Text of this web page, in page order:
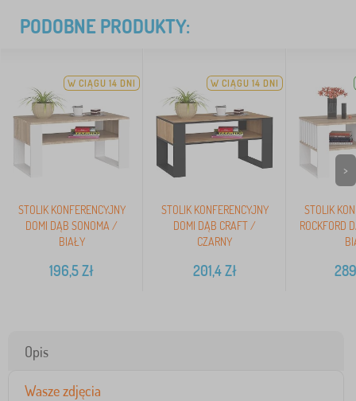
PODOBNE PRODUKTY:
W CIĄGU 14 DNI
STOLIK KONFERENCYJNY
DOMI DĄB SONOMA /
BIAŁY
196,5Zł
W CIĄGU 14 DNI
STOLIK KONFERENCYJNY
DOMI DĄB CRAFT /
CZARNY
201,4Zł
STOLIK
ROCKFORD
>
Opis
Wasze zdjęcia